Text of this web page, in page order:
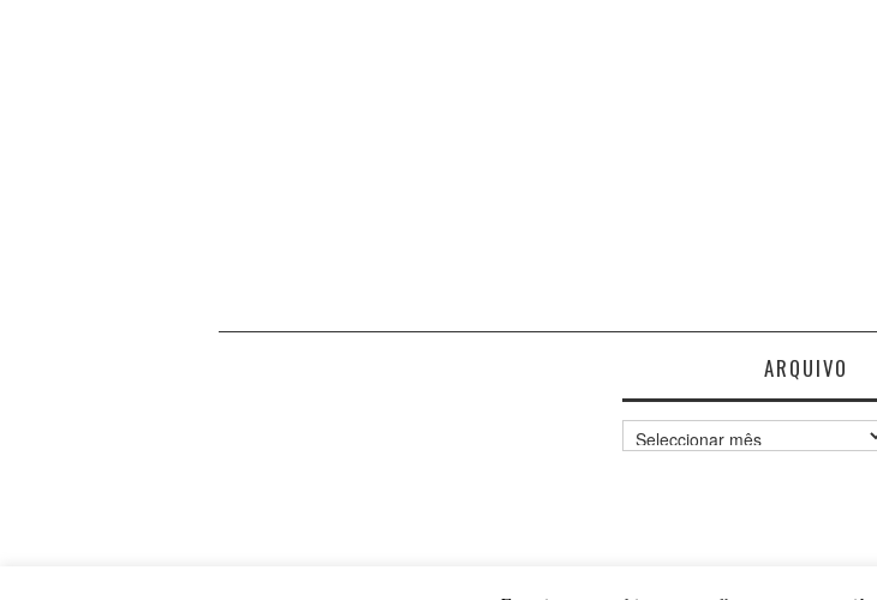
ARQUIVO
Arquivo